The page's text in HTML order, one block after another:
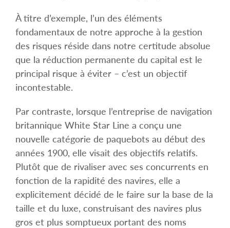
À titre d’exemple, l’un des éléments
fondamentaux de notre approche à la gestion
des risques réside dans notre certitude absolue
que la réduction permanente du capital est le
principal risque à éviter – c’est un objectif
incontestable.
Par contraste, lorsque l’entreprise de navigation
britannique White Star Line a conçu une
nouvelle catégorie de paquebots au début des
années 1900, elle visait des objectifs relatifs.
Plutôt que de rivaliser avec ses concurrents en
fonction de la rapidité des navires, elle a
explicitement décidé de le faire sur la base de la
taille et du luxe, construisant des navires plus
gros et plus somptueux portant des noms